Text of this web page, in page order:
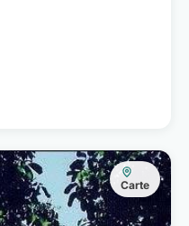
Carte